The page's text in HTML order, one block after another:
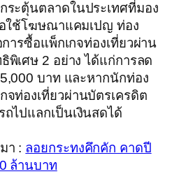
ระตุ้นตลาดในประเทศที่มอง
ใช้โฆษณาแคมเปญ ท่อง
ารซื้อแพ็กเกจท่องเที่ยวผ่าน
พิเศษ 2 อย่าง ได้แก่การลด
บาท และหากนักท่อง
จท่องเที่ยวผ่านบัตรเครดิต
ไปแลกเป็นเงินสดได้
า : ลอยกระทงคึกคัก คาดปี
ล้านบาท